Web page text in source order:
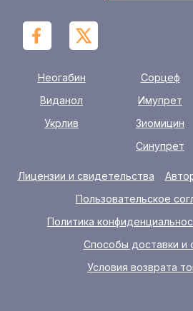
Неогабин Сорцеф
Виданол
Имупрет
Укрлив
Зиомицин
Синупрет
Лицензии и свидетельства
Пользовательское
Политика
Способы доставки и
Условия возврата